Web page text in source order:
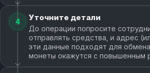
FloatChange
floatchange.com
4 Уточните детали
До операции попросите
отправлять средства, и адрес
эти данные подходят для
монеты окажутся с повышенным